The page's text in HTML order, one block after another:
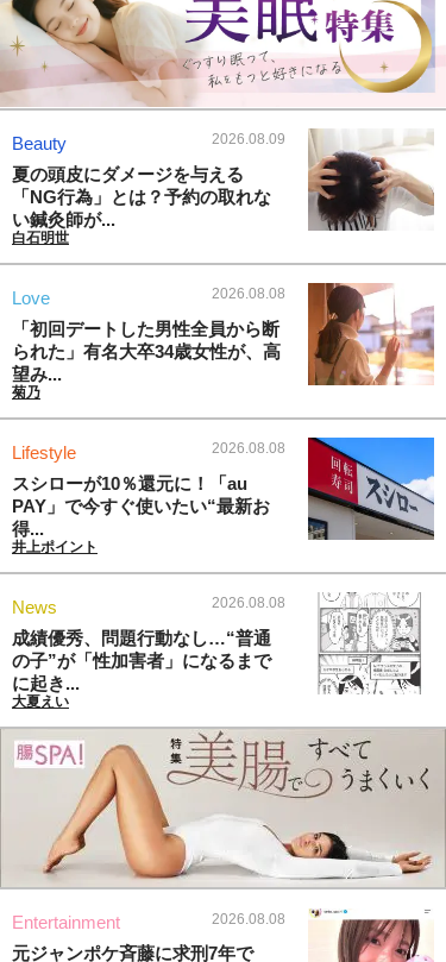
Beauty 2026.08.09
夏の頭皮にダメージを与える
「NG行為」とは？予約の取れな
い鍼灸師が...
白石明世
Love 2026.08.08
「初回デートした男性全員から断
られた」有名大卒34歳女性が、高
望み...
菊乃
Lifestyle 2026.08.08
スシローが10％還元に！「au
PAY」で今すぐ使いたい“最新お
得...
井上ポイント
News 2026.08.08
成績優秀、問題行動なし…“普通
の子”が「性加害者」になるまで
に起き...
大夏えい
Entertainment 2026.08.08
元ジャンポケ斉藤に求刑7年で